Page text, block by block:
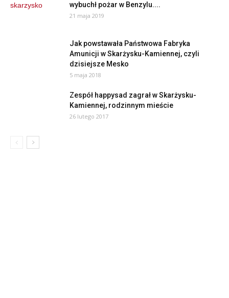
wybuchł pożar w Benzylu....
21 maja 2019
Jak powstawała Państwowa Fabryka
Amunicji w Skarżysku-Kamiennej, czyli
dzisiejsze Mesko
5 maja 2018
Zespół happysad zagrał w Skarżysku-
Kamiennej, rodzinnym mieście
26 lutego 2017